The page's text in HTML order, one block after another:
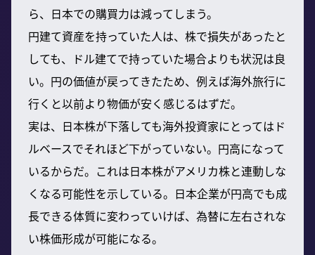
ら、日本での購買力は減ってしまう。
円建て資産を持っていた人は、株で損失があったと
しても、ドル建てで持っていた場合よりも状況は良
い。円の価値が戻ってきたため、例えば海外旅行に
行くと以前より物価が安く感じるはずだ。
実は、日本株が下落しても海外投資家にとってはド
ルベースでそれほど下がっていない。円高になって
いるからだ。これは日本株がアメリカ株と連動しな
くなる可能性を示している。日本企業が円高でも成
長できる体質に変わっていけば、為替に左右されな
い株価形成が可能になる。